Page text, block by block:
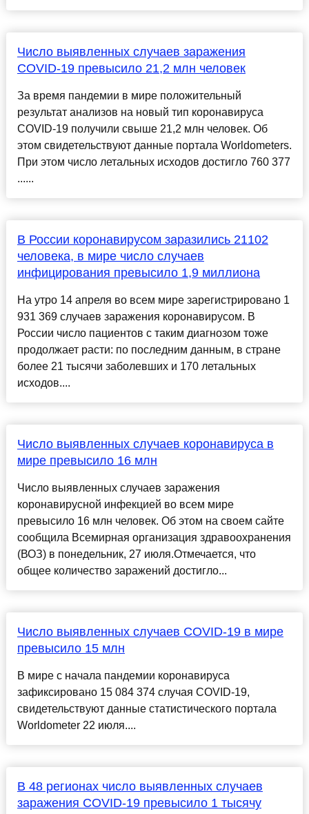
Число выявленных случаев заражения
COVID-19 превысило 21,2 млн человек
За время пандемии в мире положительный
результат анализов на новый тип коронавируса
COVID-19 получили свыше 21,2 млн человек. Об
этом свидетельствуют данные портала Worldometers.
При этом число летальных исходов достигло 760 377
......
В России коронавирусом заразились 21102
человека, в мире число случаев
инфицирования превысило 1,9 миллиона
На утро 14 апреля во всем мире зарегистрировано 1
931 369 случаев заражения коронавирусом. В
России число пациентов с таким диагнозом тоже
продолжает расти: по последним данным, в стране
более 21 тысячи заболевших и 170 летальных
исходов....
Число выявленных случаев коронавируса в
мире превысило 16 млн
Число выявленных случаев заражения
коронавирусной инфекцией во всем мире
превысило 16 млн человек. Об этом на своем сайте
сообщила Всемирная организация здравоохранения
(ВОЗ) в понедельник, 27 июля.Отмечается, что
общее количество заражений достигло...
Число выявленных случаев COVID-19 в мире
превысило 15 млн
В мире с начала пандемии коронавируса
зафиксировано 15 084 374 случая COVID-19,
свидетельствуют данные статистического портала
Worldometer 22 июля....
В 48 регионах число выявленных случаев
заражения COVID-19 превысило 1 тысячу